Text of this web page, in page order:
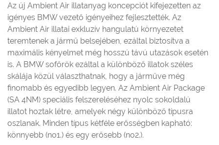
Az új Ambient Air illatanyag koncepciót kifejezetten az
igényes BMW vezető igényeihez fejlesztették. Az
Ambient Air illatai exkluzív hangulatú környezetet
teremtenek a jármű belsejében, ezáltal biztosítva a
maximális kényelmet még hosszú távú utazások esetén
is. A BMW sofőrök ezáltal a különböző illatok széles
skálája közül választhatnak, hogy a járműve még
finomabb és egyedibb legyen. Az Ambient Air Package
(SA 4NM) speciális felszereléséhez nyolc sokoldalú
illatot hoztak létre, amelyek négy különböző típusra
oszlanak. Minden típus kétféle erősségben kapható:
könnyebb (no1.) és egy erősebb (no2.).